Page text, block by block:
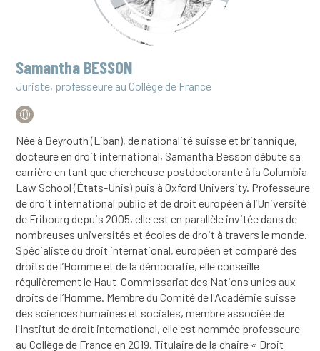
Samantha BESSON
Juriste, professeure au Collège de France
Née à Beyrouth (Liban), de nationalité suisse et britannique,
docteure en droit international, Samantha Besson débute sa
carrière en tant que chercheuse postdoctorante à la Columbia
Law School (États-Unis) puis à Oxford University. Professeure
de droit international public et de droit européen à l’Université
de Fribourg depuis 2005, elle est en parallèle invitée dans de
nombreuses universités et écoles de droit à travers le monde.
Spécialiste du droit international, européen et comparé des
droits de l’Homme et de la démocratie, elle conseille
régulièrement le Haut-Commissariat des Nations unies aux
droits de l’Homme. Membre du Comité de l'Académie suisse
des sciences humaines et sociales, membre associée de
l'Institut de droit international, elle est nommée professeure
au Collège de France en 2019. Titulaire de la chaire « Droit